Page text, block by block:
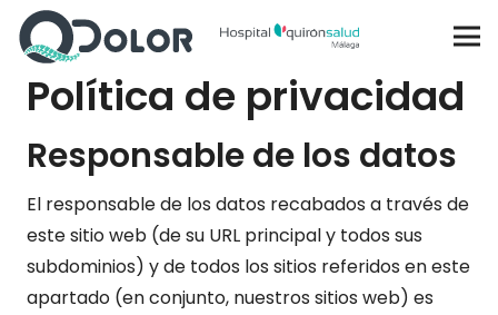
Política de privacidad
Responsable de los datos
El responsable de los datos recabados a través de
este sitio web (de su URL principal y todos sus
subdominios) y de todos los sitios referidos en este
apartado (en conjunto, nuestros sitios web) es